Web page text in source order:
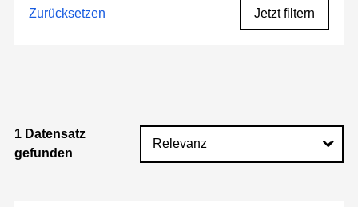
Zurücksetzen Jetzt filtern
1 Datensatz
gefunden